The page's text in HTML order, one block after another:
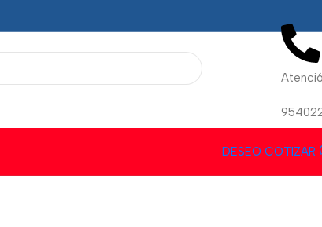
DESEO COTIZAR